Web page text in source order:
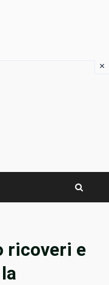
ricoveri e
×